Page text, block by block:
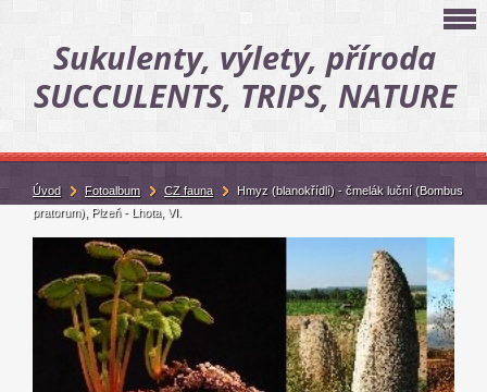
Sukulenty, výlety, příroda
SUCCULENTS, TRIPS, NATURE
Úvod Fotoalbum CZ fauna
Hmyz (blanokřídlí) - čmelák luční (Bombus
pratorum), Plzeň - Lhota, VI.